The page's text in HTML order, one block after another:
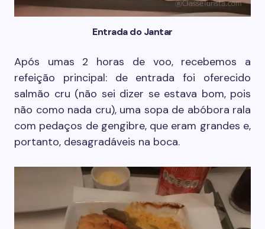
Entrada do Jantar
Após umas 2 horas de voo, recebemos a
refeição principal: de entrada foi oferecido
salmão cru (não sei dizer se estava bom, pois
não como nada cru), uma sopa de abóbora rala
com pedaços de gengibre, que eram grandes e,
portanto, desagradáveis na boca.